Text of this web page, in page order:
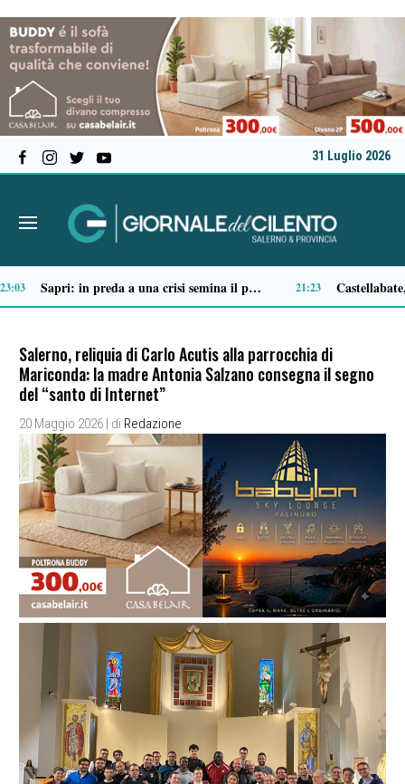
31 Luglio 2026
Tortorella celebra la Fiera di San Basilio: tra antichi mestieri, bestiame e la musica della Bandabardò
Salerno, reliquia di Carlo Acutis alla parrocchia di
Mariconda: la madre Antonia Salzano consegna il segno
del “santo di Internet”
20 Maggio 2026 | di Redazione